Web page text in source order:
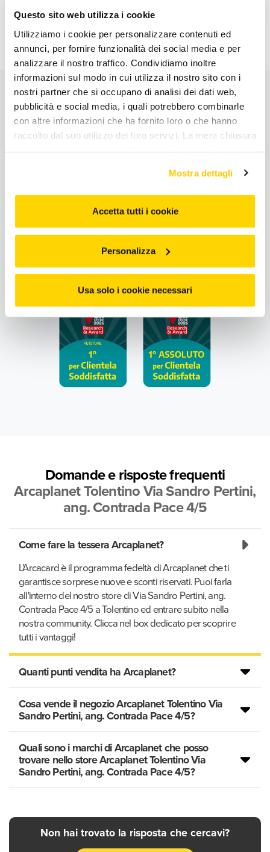
Questo sito web utilizza i cookie
Utilizziamo i cookie per personalizzare contenuti ed
annunci, per fornire funzionalità dei social media e per
analizzare il nostro traffico. Condividiamo inoltre
informazioni sul modo in cui utilizza il nostro sito con i
nostri partner che si occupano di analisi dei dati web,
pubblicità e social media, i quali potrebbero combinarle
con altre informazioni che ha fornito loro o che hanno
raccolto dal suo utilizzo dei loro servizi. La mera chiusura
la nostra cookie policy. Il consenso può essere espresso
cliccando "Accetto tutti i cookie” o selezionando le
diverse categorie di cookies da "Personalizza"
Mostra dettagli
Accetta tutti i cookie
Personalizza
Usa solo i cookie necessari
Tutti i servizi con prenotazione
Primi nella soddisfazione dei clienti
CX Store Research&Award2026: Anche lo storeArcaplanet
Tolentino Via Sandro Pertini, ang. Contrada Pace 4/5
Soddisfattanella categoriaPetstoreePrima Assoluta per
.
Domande e risposte frequenti
Arcaplanet Tolentino Via Sandro Pertini,
ang. Contrada Pace 4/5
Come fare la tessera Arcaplanet?
L'Arcacard è il programma fedeltà di Arcaplanet che ti
garantisce sorprese nuove e sconti riservati. Puoi farla
all'interno del nostro store di Via Sandro Pertini, ang.
Contrada Pace 4/5 a Tolentino ed entrare subito nella
nostra community. Clicca nel box dedicato per scoprire
tutti i vantaggi!
Quanti punti vendita ha Arcaplanet?
Cosa vende il negozio Arcaplanet Tolentino Via
Sandro Pertini, ang. Contrada Pace 4/5?
Quali sono i marchi di Arcaplanet che posso
trovare nello store Arcaplanet Tolentino Via
Sandro Pertini, ang. Contrada Pace 4/5?
Non hai trovato la risposta che cercavi?